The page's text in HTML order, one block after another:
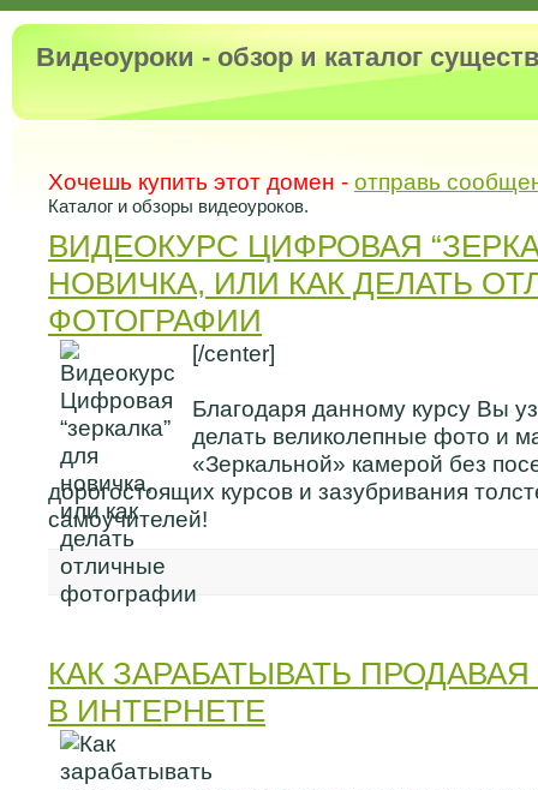
Видеоуроки - обзор и каталог
Хочешь купить этот домен - отправь
Каталог и обзоры видеоуроков.
ВИДЕОКУРС ЦИФРОВАЯ
НОВИЧКА, ИЛИ КАК ДЕЛАТЬ
ФОТОГРАФИИ
[/center]
Благодаря данному курсу Вы
делать великолепные фото и
«Зеркальной» камерой без
дорогостоящих курсов и зазубривания
самоучителей!
КАК ЗАРАБАТЫВАТЬ
В ИНТЕРНЕТЕ